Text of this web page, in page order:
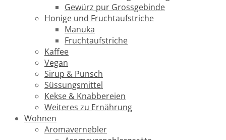
Gewürz pur Grossgebinde
Honige und Fruchtaufstriche
Manuka
Fruchtaufstriche
Kaffee
Vegan
Sirup & Punsch
Süssungsmittel
Kekse & Knabbereien
Weiteres zu Ernährung
Wohnen
Aromavernebler